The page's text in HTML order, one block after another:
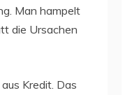
Man hampelt
die Ursachen
Kredit. Das